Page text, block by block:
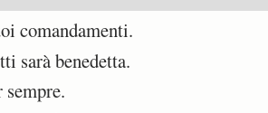
comandamenti.
sarà benedetta.
sempre.